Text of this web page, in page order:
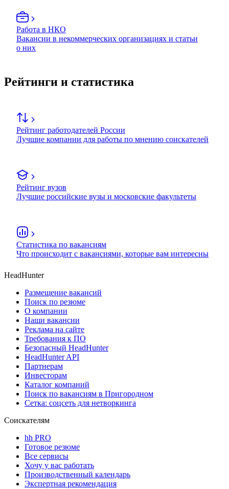
Работа в НКО
Вакансии в некоммерческих организациях и статьи
о них
Рейтинги и статистика
Рейтинг работодателей России
Лучшие компании для работы по мнению соискателей
Рейтинг вузов
Лучшие российские вузы и московские факультеты
Статистика по вакансиям
Что происходит с вакансиями, которые вам интересны
HeadHunter
Размещение вакансий
Поиск по резюме
О компании
Наши вакансии
Реклама на сайте
Требования к ПО
Безопасный HeadHunter
HeadHunter API
Партнерам
Инвесторам
Каталог компаний
Поиск по вакансиям в Пригородном
Сетка: соцсеть для нетворкинга
Соискателям
hh PRO
Готовое резюме
Все сервисы
Хочу у вас работать
Производственный календарь
Экспертная рекомендация